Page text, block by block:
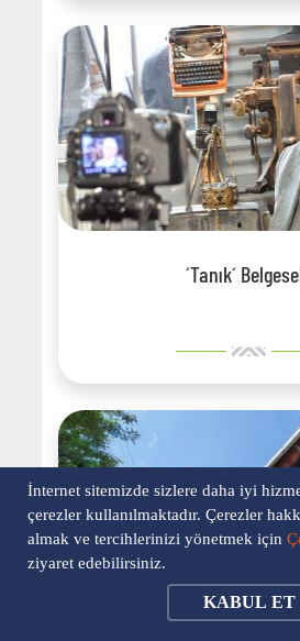
İnternet sitemizde sizlere daha iyi
çerezler kullanılmaktadır. Çerezler
almak ve tercihlerinizi yönetmek için
ziyaret edebilirsiniz.
´Tanık´